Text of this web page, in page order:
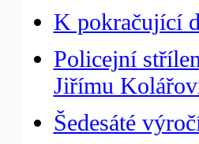
K pokračující
Policejní
Jiřímu
Šedesáté